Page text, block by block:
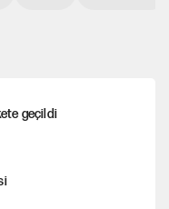
geçildi